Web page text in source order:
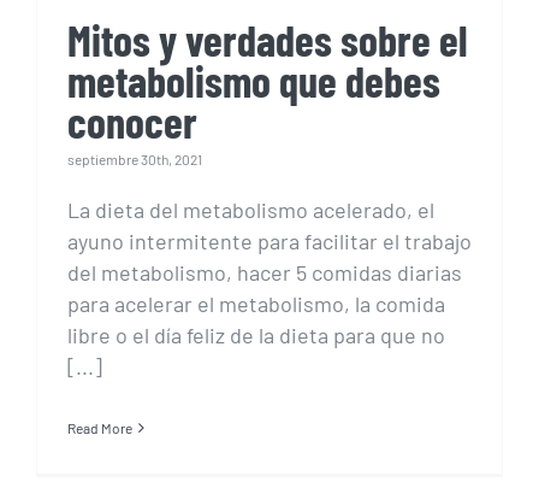
Mitos y verdades sobre el
metabolismo que debes
conocer
septiembre 30th, 2021
La dieta del metabolismo acelerado, el
ayuno intermitente para facilitar el trabajo
del metabolismo, hacer 5 comidas diarias
para acelerar el metabolismo, la comida
libre o el día feliz de la dieta para que no
[...]
Read More